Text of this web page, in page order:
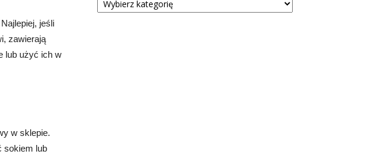
jeśli
zawierają
lub użyć ich w
w sklepie.
sokiem lub